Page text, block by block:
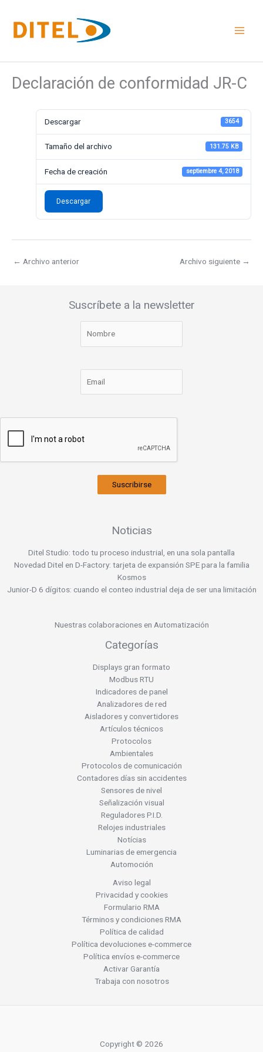
contenido
Declaración de conformidad JR-C
Descargar 3654
Tamaño del archivo 131.75 KB
Fecha de creación septiembre 4, 2018
Descargar
← Archivo anterior Archivo siguiente →
Suscríbete a la newsletter
Suscribirse
Noticias
Ditel Studio: todo tu proceso industrial, en una sola pantalla
Novedad Ditel en D-Factory: tarjeta de expansión SPE para la familia
Kosmos
Junior-D 6 dígitos: cuando el conteo industrial deja de ser una limitación
Nuestras colaboraciones en Automatización
Categorías
Displays gran formato
Modbus RTU
Indicadores de panel
Analizadores de red
Aisladores y convertidores
Artículos técnicos
Protocolos
Ambientales
Protocolos de comunicación
Contadores días sin accidentes
Sensores de nivel
Señalización visual
Reguladores P.I.D.
Relojes industriales
Notícias
Luminarias de emergencia
Automoción
Aviso legal
Privacidad y cookies
Formulario RMA
Términos y condiciones RMA
Política de calidad
Política devoluciones e-commerce
Política envíos e-commerce
Activar Garantía
Trabaja con nosotros
Copyright © 2026